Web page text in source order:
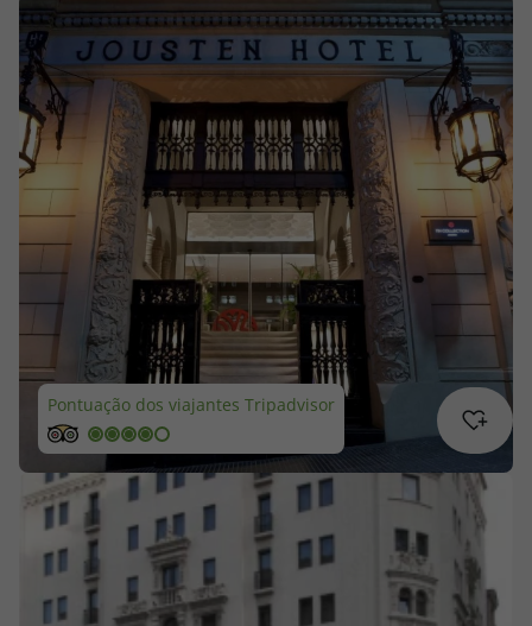
Disneyland ® Paris
Escapadinhas
Cruzeiros
Promoções
Especialistas
Cheque Viagem
Rede de Lojas
Blog TopViagens
Área de Cliente
Pontuação dos viajantes Tripadvisor